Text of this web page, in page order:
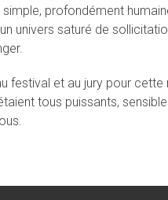
profondément
univers saturé de
festival et au jury pour
tous puissants,